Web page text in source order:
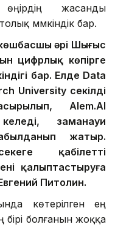
өңірдің жасанды
мүмкіндік бар.
көшбасшы әрі Шығыс
цифрлық көпірге
бар. Елде Data
University секілді
Alem.AI
заманауи
жатыр.
қабілетті
қалыптастыруға
Питолин.
көтерілген ең
болғанын жоққа